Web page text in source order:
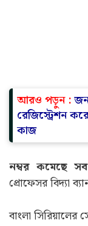
আরও পড়ুন :
রেজিস্ট্রেশন
কাজ
নম্বর কমেছে
প্রোফেসর বিদ্যা
বাংলা